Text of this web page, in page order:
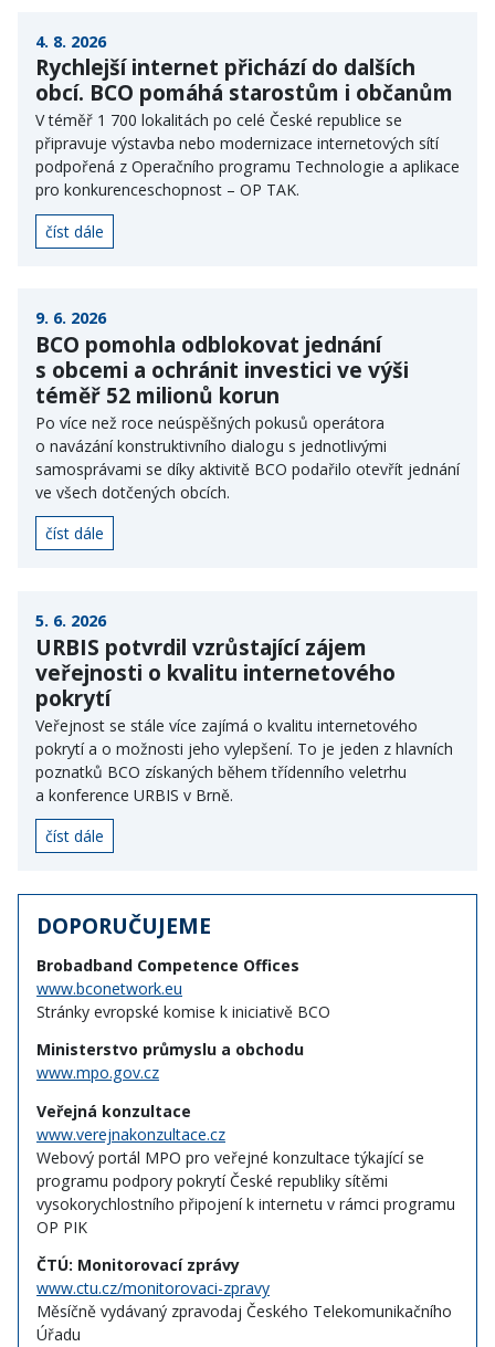
4. 8. 2026
Rychlejší internet přichází do dalších
obcí. BCO pomáhá starostům i občanům
V téměř 1 700 lokalitách po celé České republice se
připravuje výstavba nebo modernizace internetových sítí
podpořená z Operačního programu Technologie a aplikace
pro konkurenceschopnost – OP TAK.
číst dále
9. 6. 2026
BCO pomohla odblokovat jednání
s obcemi a ochránit investici ve výši
téměř 52 milionů korun
Po více než roce neúspěšných pokusů operátora
o navázání konstruktivního dialogu s jednotlivými
samosprávami se díky aktivitě BCO podařilo otevřít jednání
ve všech dotčených obcích.
číst dále
5. 6. 2026
URBIS potvrdil vzrůstající zájem
veřejnosti o kvalitu internetového
pokrytí
Veřejnost se stále více zajímá o kvalitu internetového
pokrytí a o možnosti jeho vylepšení. To je jeden z hlavních
poznatků BCO získaných během třídenního veletrhu
a konference URBIS v Brně.
číst dále
DOPORUČUJEME
Brobadband Competence Offices
www.bconetwork.eu
Stránky evropské komise k iniciativě BCO
Ministerstvo průmyslu a obchodu
www.mpo.gov.cz
Veřejná konzultace
www.verejnakonzultace.cz
Webový portál MPO pro veřejné konzultace týkající se
programu podpory pokrytí České republiky sítěmi
vysokorychlostního připojení k internetu v rámci programu
OP PIK
ČTÚ: Monitorovací zprávy
www.ctu.cz/monitorovaci-zpravy
Měsíčně vydávaný zpravodaj Českého Telekomunikačního
Úřadu